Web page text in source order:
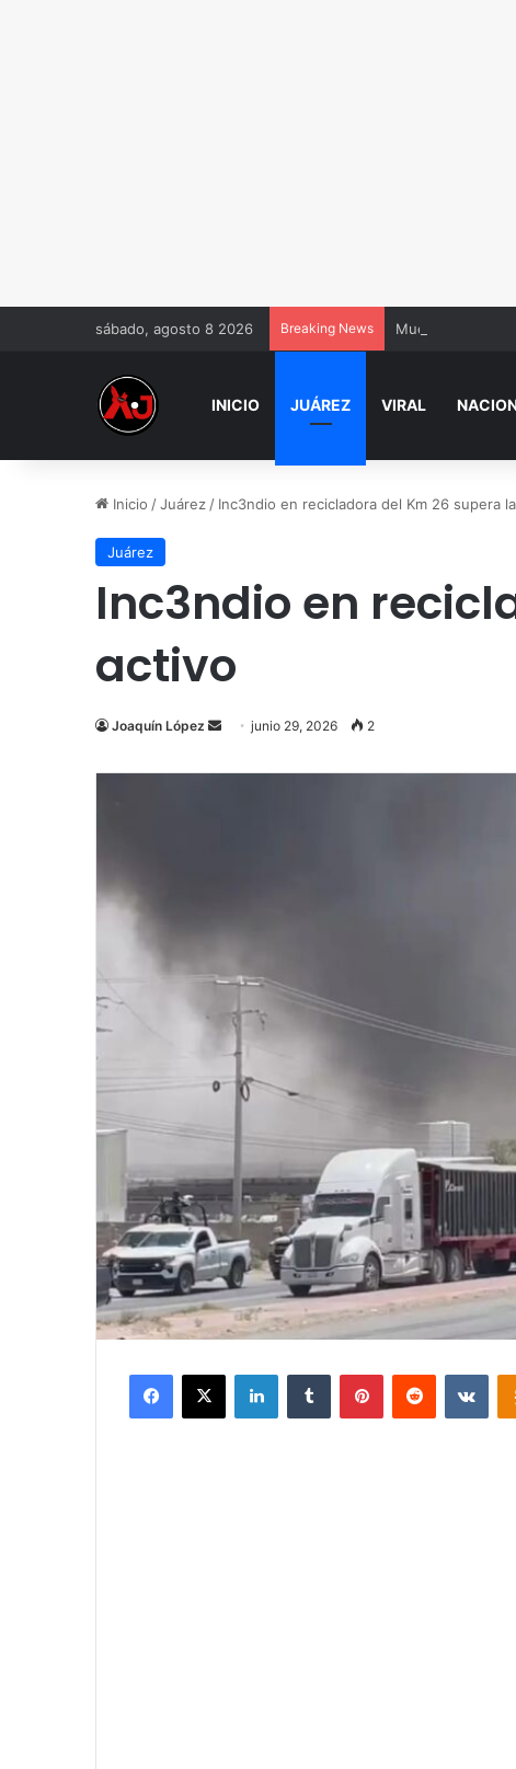
sábado, agosto 8 2026 Breaking News Muere Jorge
INICIO JUÁREZ VIRAL
Inicio /Juárez / Inc3ndio en recicladora del Km 26 supera
Juárez
Inc3ndio en
activo
Joaquín López
Send
email
junio 29, 2026 2
Facebook
X LinkedInTumblr PinterestReddit